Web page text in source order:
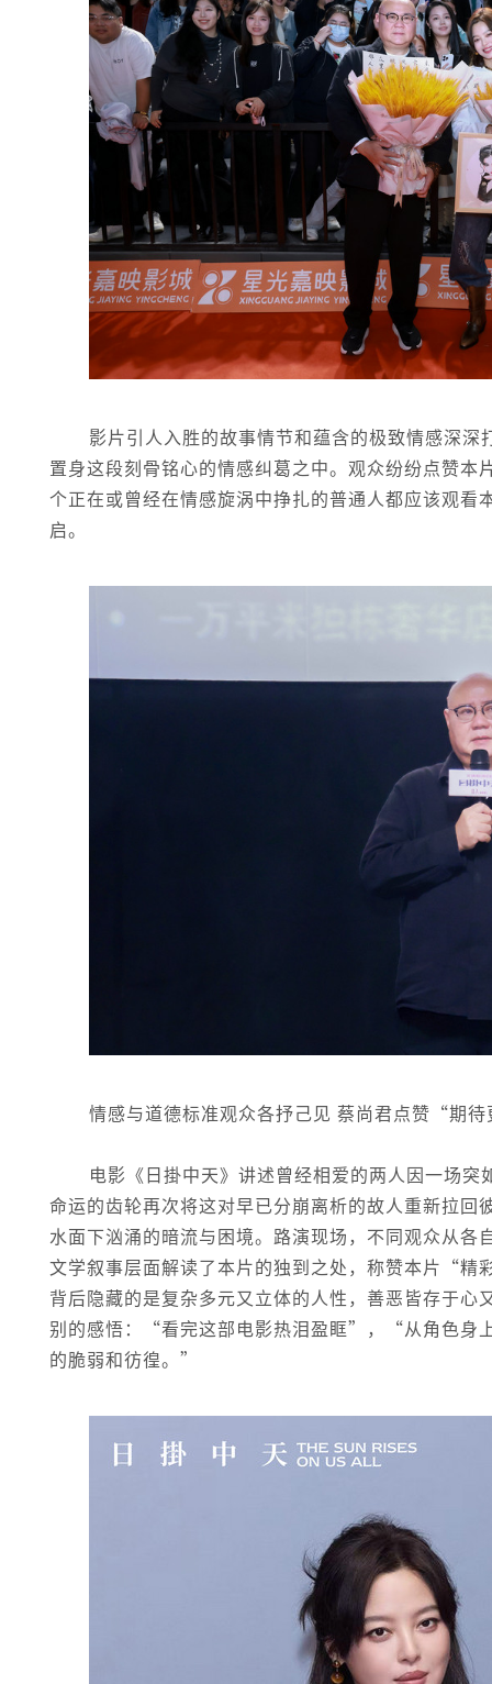
影片引人入胜的故事情节和蕴含的极致情感深
置身这段刻骨铭心的情感纠葛之中。观众纷纷点
个正在或曾经在情感旋涡中挣扎的普通人都应该观
启。
情感与道德标准观众各抒己见 蔡尚君点赞“期
电影《日掛中天》讲述曾经相爱的两人因一场
命运的齿轮再次将这对早已分崩离析的故人重新拉
水面下汹涌的暗流与困境。路演现场，不同观众从
文学叙事层面解读了本片的独到之处，称赞本片“
背后隐藏的是复杂多元又立体的人性，善恶皆存于
别的感悟：“看完这部电影热泪盈眶”，“从角色身
的脆弱和彷徨。”